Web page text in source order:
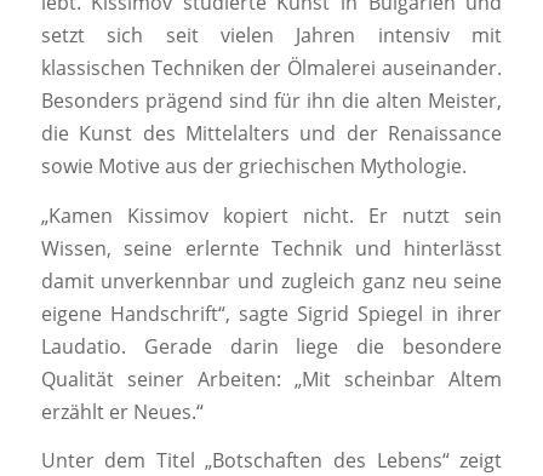
setzt sich seit vielen Jahren intensiv mit
klassischen Techniken der Ölmalerei auseinander.
Besonders prägend sind für ihn die alten Meister,
die Kunst des Mittelalters und der Renaissance
sowie Motive aus der griechischen Mythologie.
„Kamen Kissimov kopiert nicht. Er nutzt sein
Wissen, seine erlernte Technik und hinterlässt
damit unverkennbar und zugleich ganz neu seine
eigene Handschrift“, sagte Sigrid Spiegel in ihrer
Laudatio. Gerade darin liege die besondere
Qualität seiner Arbeiten: „Mit scheinbar Altem
erzählt er Neues.“
Unter dem Titel „Botschaften des Lebens“ zeigt